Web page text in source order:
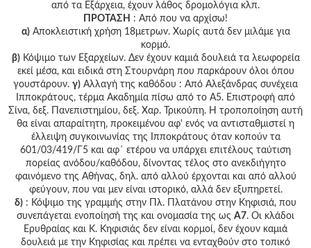
από τα Εξάρχεια, έχουν λάθος δρομολόγια κλπ.
ΠΡΟΤΑΣΗ : Από που να αρχίσω!
α)Αποκλειστική χρήση 18μετρων. Χωρίς αυτά δεν μιλάμε για
κορμό.
β)Κόψιμο των Εξαρχείων. Δεν έχουν καμιά δουλειά τα λεωφορεία
εκεί μέσα, και ειδικά στη Στουρνάρη που παρκάρουν όλοι όπου
γουστάρουν. γ) Αλλαγή της καθόδου : Από Αλεξάνδρας συνέχεια
Ιπποκράτους, τέρμα Ακαδημία πίσω από το Α5. Επιστροφή από
Σίνα, δεξ. Πανεπιστημίου, δεξ. Χαρ. Τρικούπη. Η τροποποίηση αυτή
θα είναι απαραίτητη, προκειμένου αφ' ενός να αντισταθμιστεί η
έλλειψη συγκοινωνίας της Ιπποκράτους όταν κοπούν τα
601/03/419/Γ5 και αφ΄ ετέρου να υπάρχει επιτέλους ταύτιση
πορείας ανόδου/καθόδου, δίνοντας τέλος στο ανεκδιήγητο
φαινόμενο της Αθήνας, δηλ. από αλλού έρχονται και από αλλού
φεύγουν, που ναι μεν είναι ιστορικό, αλλά δεν εξυπηρετεί.
δ) : Κόψιμο της γραμμής στην Πλ. Πλατάνου στην Κηφισιά, που
συνεπάγεται ενοποίησή της και ονομασία της ως Α7. Οι κλάδοι
Ερυθραίας και Κ. Κηφισιάς δεν είναι κορμοί, δεν έχουν καμιά
δουλειά με την Κηφισίας και πρέπει να ενταχθούν στο τοπικό